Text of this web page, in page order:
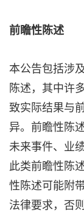
前瞻性陈述
本公告包括涉
陈述，其中许
致实际结果与
异。前瞻性陈
未来事件、业
此类前瞻性陈
性陈述可能附
法律要求，否